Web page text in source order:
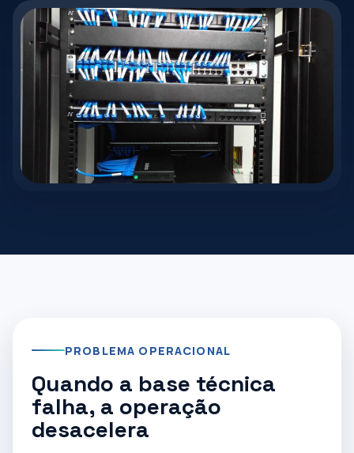
PROBLEMA OPERACIONAL
Quando a base técnica
falha, a operação
desacelera